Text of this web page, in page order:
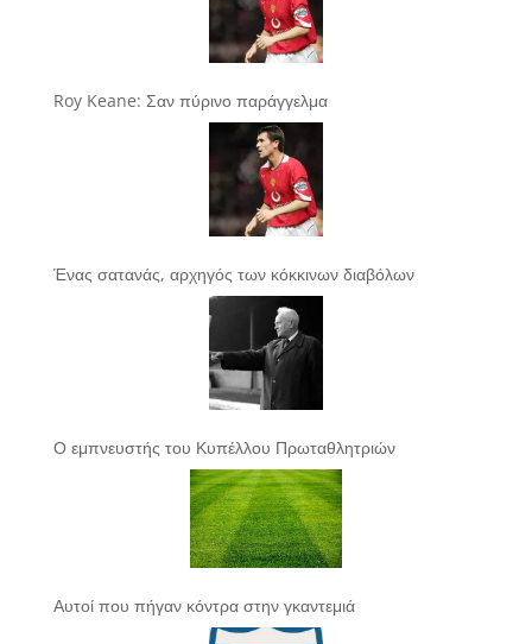
Roy Keane: Σαν πύρινο παράγγελμα
Ένας σατανάς, αρχηγός των κόκκινων διαβόλων
Ο εμπνευστής του Κυπέλλου Πρωταθλητριών
Αυτοί που πήγαν κόντρα στην γκαντεμιά